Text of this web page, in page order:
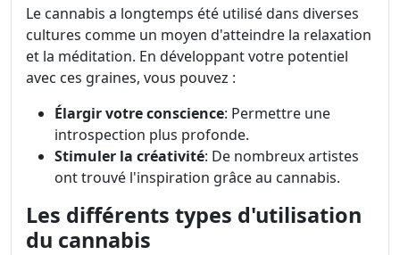
Le cannabis a longtemps été utilisé dans diverses
cultures comme un moyen d'atteindre la relaxation
et la méditation. En développant votre potentiel
avec ces graines, vous pouvez :
Élargir votre conscience: Permettre une
introspection plus profonde.
Stimuler la créativité: De nombreux artistes
ont trouvé l'inspiration grâce au cannabis.
Les différents types d'utilisation
du cannabis